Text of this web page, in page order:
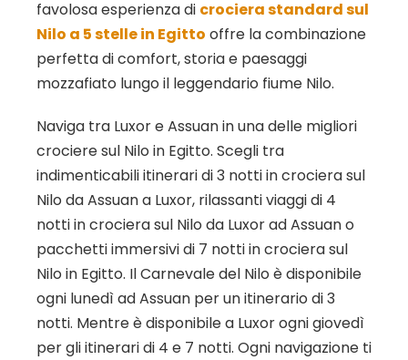
favolosa esperienza di crociera standard sul
Nilo a 5 stelle in Egitto offre la combinazione
perfetta di comfort, storia e paesaggi
mozzafiato lungo il leggendario fiume Nilo.
Naviga tra Luxor e Assuan in una delle migliori
crociere sul Nilo in Egitto. Scegli tra
indimenticabili itinerari di 3 notti in crociera sul
Nilo da Assuan a Luxor, rilassanti viaggi di 4
notti in crociera sul Nilo da Luxor ad Assuan o
pacchetti immersivi di 7 notti in crociera sul
Nilo in Egitto. Il Carnevale del Nilo è disponibile
ogni lunedì ad Assuan per un itinerario di 3
notti. Mentre è disponibile a Luxor ogni giovedì
per gli itinerari di 4 e 7 notti. Ogni navigazione ti